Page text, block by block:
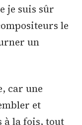
je suis sûr
le
un
car une
et
à la fois, tout